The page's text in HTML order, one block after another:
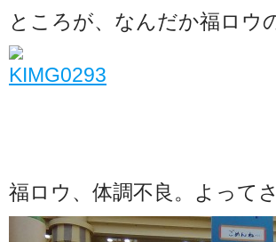
ところが、なんだか福ロウ
福ロウ、体調不良。よって